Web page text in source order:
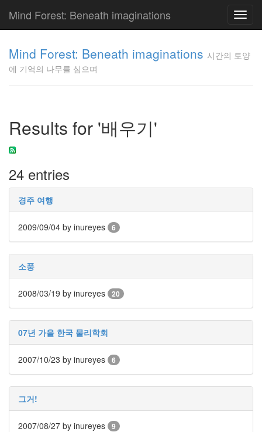
Mind Forest: Beneath imaginations
Mind Forest: Beneath imaginations 시간의 토양
에 기억의 나무를 심으며
Results for '배우기'
24 entries
경주 여행
2009/09/04 by inureyes 6
소풍
2008/03/19 by inureyes 20
07년 가을 한국 물리학회
2007/10/23 by inureyes 6
그거!
2007/08/27 by inureyes 9
이
의
글
단
상
덕
질
의
화]
인
사
이
드
웃
LG
자
모
바
일
부
불